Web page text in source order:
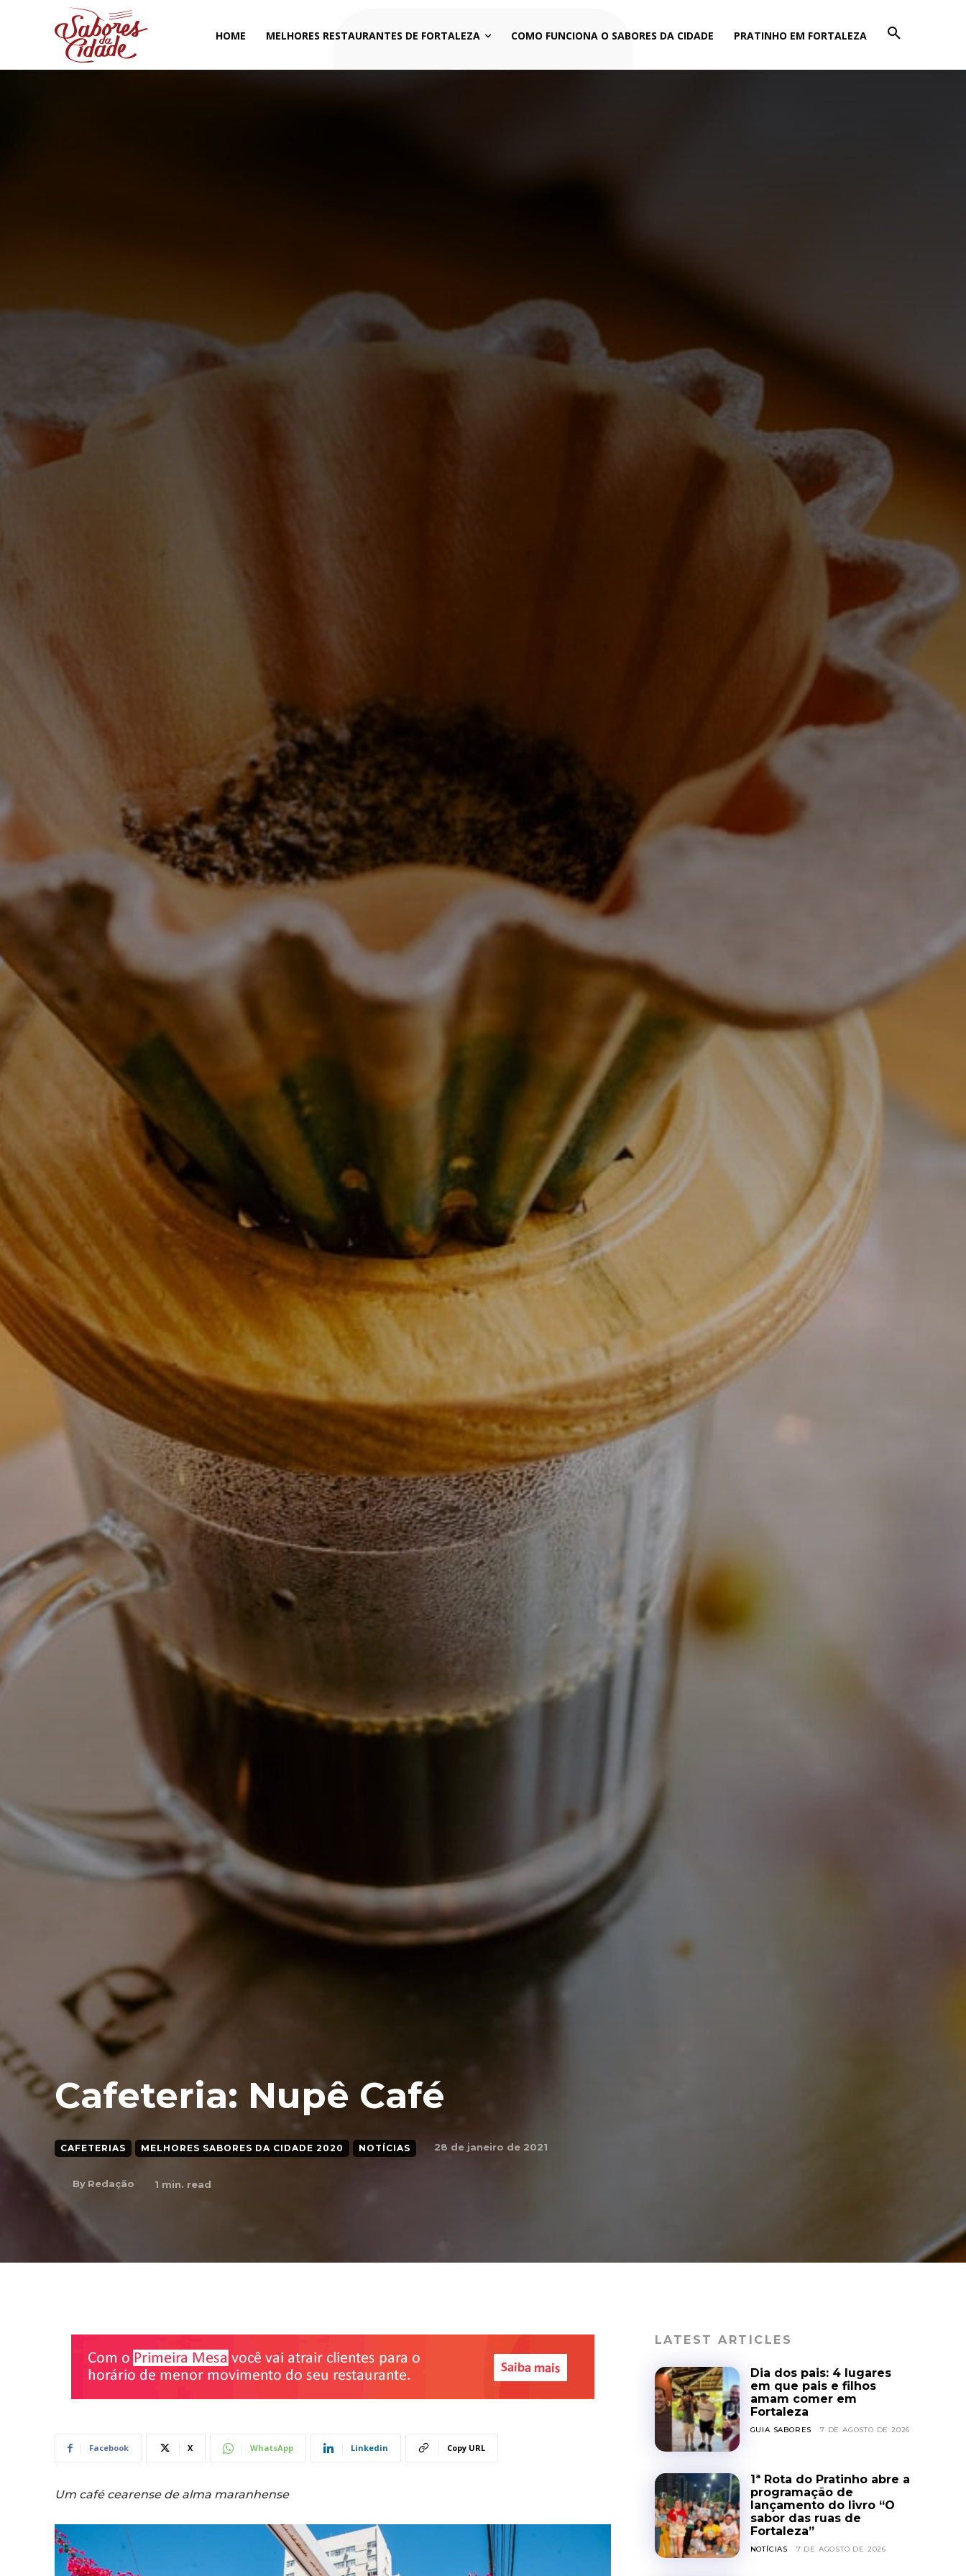
HOME MELHORES RESTAURANTES DE FORTALEZA COMO FUNCIONA O SABORES DA CIDADE PRATINHO EM FORTALEZA
Cafeteria: Nupê Café
CAFETERIAS MELHORES SABORES DA CIDADE 2020 NOTÍCIAS 28 de janeiro de 2021
By Redação 1 min. read
Facebook X WhatsApp Linkedin Copy URL
Um café cearense de alma maranhense
LATEST ARTICLES
Dia dos pais: 4 lugares
em que pais e filhos
amam comer em
Fortaleza
GUIA SABORES 7 DE AGOSTO DE 2026
1ª Rota do Pratinho abre a
programação de
lançamento do livro “O
sabor das ruas de
Fortaleza”
NOTÍCIAS 7 DE AGOSTO DE 2026